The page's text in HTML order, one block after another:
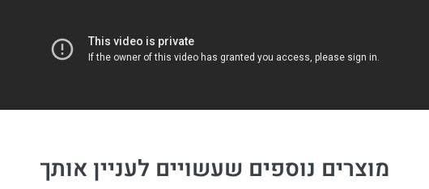
מוצרים נוספים שעשויים לעניין אותך